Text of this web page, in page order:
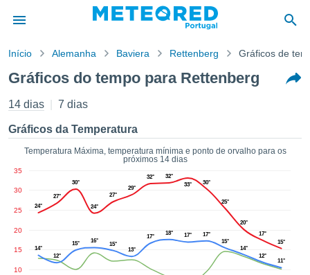
da
foi
por
para
que as
a este
opções:
forma
Início Alemanha Baviera Rettenberg Gráficos de
Gráficos do tempo para Rettenberg
14 dias 7 dias
Gráficos da Temperatura
Temperatura Máxima, temperatura mínima e ponto de orvalho para os
próximos 14 dias
10
15
20
25
30
35
24°
27°
30°
24°
27°
29°
32°
32°
33°
30°
25°
20°
17°
15°
14°
12°
15° 16°
15°
13°
17°
18° 17°
17°
15°
14°
12°
11°